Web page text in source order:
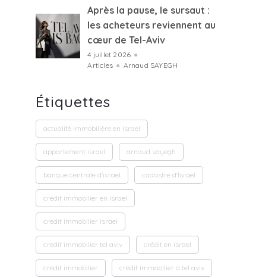
Après la pause, le sursaut :
les acheteurs reviennent au
cœur de Tel-Aviv
4 juillet 2026 ●
Articles ● Arnaud SAYEGH
Étiquettes
actualité immobilière en israel
appartement israel arnaud sayegh
banque centrale d'israel cadastre d'Israël
credit immobilier en Israel
credit immobilier Israel
credit immobilier tel aviv crédit en israel
crédit immobilier crédit immobilier à tel aviv